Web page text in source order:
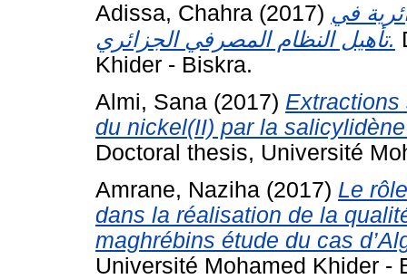
Adissa, Chahra (2017) في
تأهيل النظام المصرفي الجزائري.
Khider - Biskra.
Almi, Sana (2017) Extractions
du nickel(II) par la
Doctoral thesis, Université
Amrane, Naziha (2017) Le
dans la réalisation de la
maghrébins étude du cas
Université Mohamed Khider -